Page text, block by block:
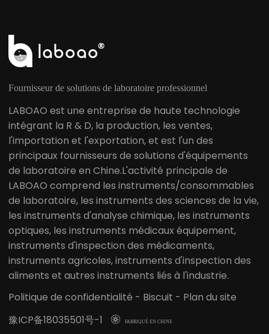
de 300 kg
Fournisseur de solutions de laboratoire professionnel
LABOAO est une entreprise de haute technologie
intégrant la R & D, la production, les ventes,
l'importation et l'exportation, et est l'un des
principaux fournisseurs de solutions d'équipements
de laboratoire en Chine.L'activité principale de
LABOAO comprend les instruments/consommables
de laboratoire, les instruments des sciences de la vie,
les instruments d'analyse chimique, les instruments
optiques, les instruments médicaux équipement,